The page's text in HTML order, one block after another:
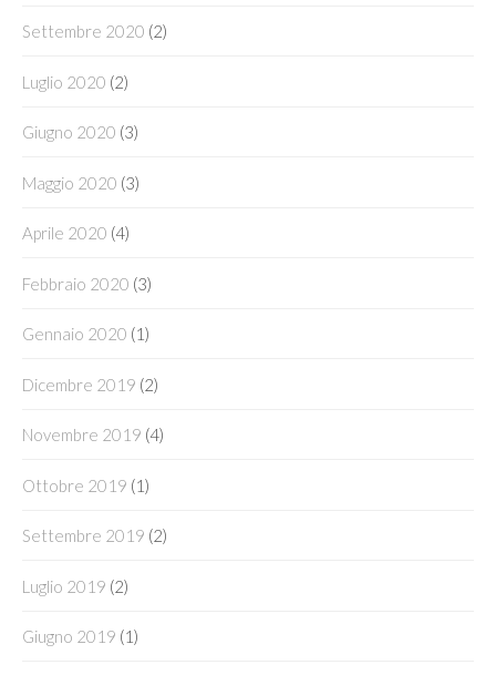
Settembre 2020 (2)
Luglio 2020 (2)
Giugno 2020 (3)
Maggio 2020 (3)
Aprile 2020 (4)
Febbraio 2020 (3)
Gennaio 2020 (1)
Dicembre 2019 (2)
Novembre 2019 (4)
Ottobre 2019 (1)
Settembre 2019 (2)
Luglio 2019 (2)
Giugno 2019 (1)